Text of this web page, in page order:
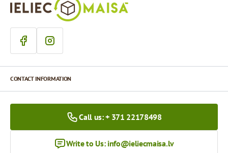
CONTACT INFORMATION
Call us: + 371 22178498
Write to Us: info@ieliecmaisa.lv